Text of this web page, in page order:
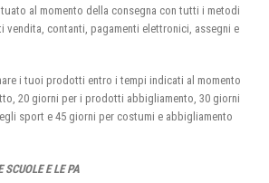
al momento della consegna con tutti i metodi
contanti, pagamenti elettronici, assegni e
i tuoi prodotti entro i tempi indicati al momento
20 giorni per i prodotti abbigliamento, 30 giorni
sport e 45 giorni per costumi e abbigliamento
E LE PA